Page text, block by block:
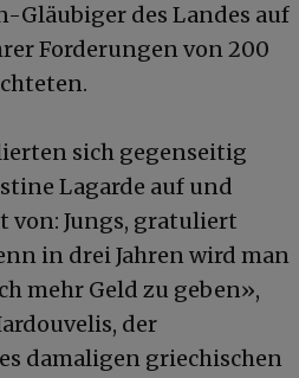
Gläubiger des Landes auf
Forderungen von 200
sich gegenseitig
Lagarde auf und
von: Jungs, gratuliert
in drei Jahren wird man
mehr Geld zu geben»,
der
damaligen griechischen